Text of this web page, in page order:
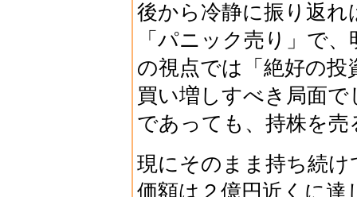
後から冷静に振り返れ
「パニック売り」で
の視点では「絶好の
買い増しすべき局面
であっても、持株を
現にそのまま持ち続
価額は２億円近くに達